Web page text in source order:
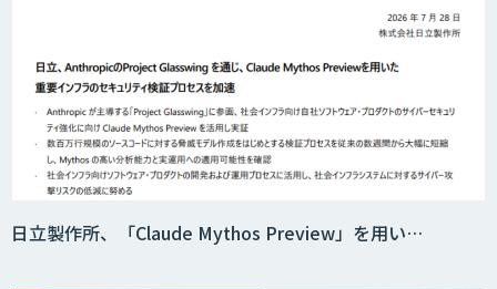
日立製作所、「Claude Mythos Preview」を用い…